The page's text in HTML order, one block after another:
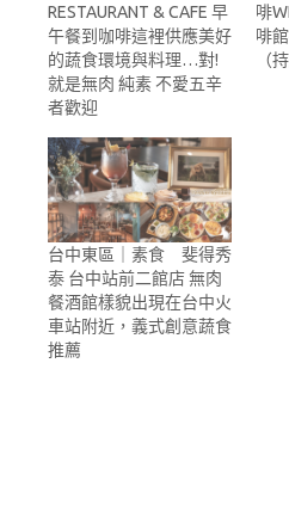
RESTAURANT & CAFE 早
午餐到咖啡這裡供應美好
的蔬食環境與料理…對!
就是無肉 純素 不愛五辛
者歡迎
啡
啡
（
台中東區｜素食 斐得秀
泰 台中站前二館店 無肉
餐酒館樣貌出現在台中火
車站附近，義式創意蔬食
推薦